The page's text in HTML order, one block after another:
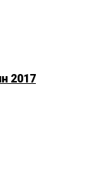
2017